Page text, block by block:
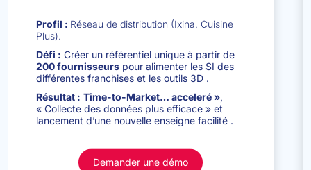
Profil : Réseau de distribution (Ixina, Cuisine
Plus).
Défi : Créer un référentiel unique à partir de
200 fournisseurs pour alimenter les SI des
différentes franchises et les outils 3D .
Résultat : Time-to-Market… acceleré »,
« Collecte des données plus efficace » et
lancement d’une nouvelle enseigne facilité .
Demander une démo